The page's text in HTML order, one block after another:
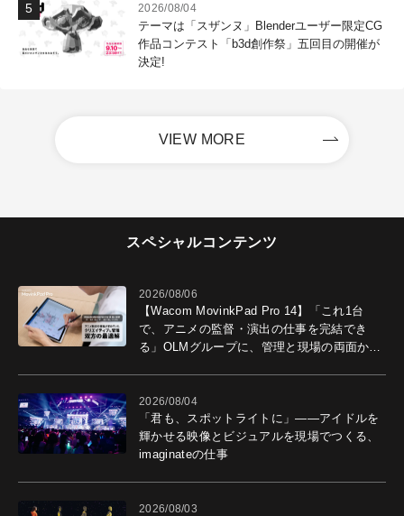
2026/08/04
テーマは「スザンヌ」Blenderユーザー限定CG
作品コンテスト「b3d創作祭」五回目の開催が
決定!
VIEW MORE
スペシャルコンテンツ
2026/08/06
【Wacom MovinkPad Pro 14】「これ1台
で、アニメの監督・演出の仕事を完結でき
る」OLMグループに、管理と現場の両面から
2026/08/04
「君も、スポットライトに」――アイドルを
輝かせる映像とビジュアルを現場でつくる、
imaginateの仕事
2026/08/03